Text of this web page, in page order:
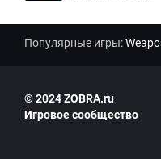
Популярные игры:
© 2024 ZOBRA.ru
Игровое сообщество